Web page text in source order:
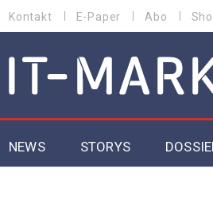
Kontakt E-Paper Abo
MAIN NAVIGATION
NEWS STORYS